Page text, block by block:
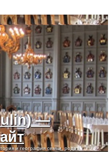
—
и география семьи, рода,